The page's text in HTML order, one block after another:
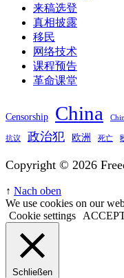
来稿选登
真相披露
移民
网络技术
课程预告
革命课堂
Censorship China
抗议 政治犯 欧洲 死亡
Copyright © 2026
↑ Nach oben
We use cookies on our
Cookie settings
Schließen